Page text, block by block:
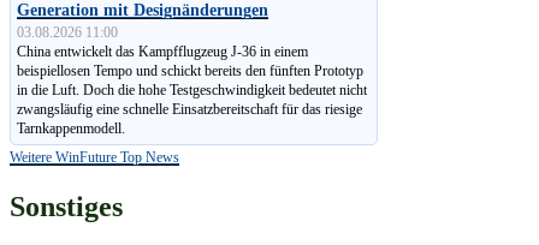
Generation mit Designänderungen
03.08.2026 11:00
China entwickelt das Kampfflugzeug J-36 in einem
beispiellosen Tempo und schickt bereits den fünften Prototyp
in die Luft. Doch die hohe Testgeschwindigkeit bedeutet nicht
zwangsläufig eine schnelle Einsatzbereitschaft für das riesige
Tarnkappenmodell.
Weitere WinFuture Top News
Sonstiges